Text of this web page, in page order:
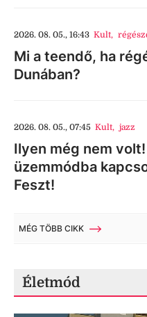
2026. 08. 05., 16:43 Kult,
Mi a teendő, ha
Dunában?
2026. 08. 05., 07:45 Kult, jazz
Ilyen még nem
üzemmódba
Feszt!
MÉG TÖBB CIKK
Életmód